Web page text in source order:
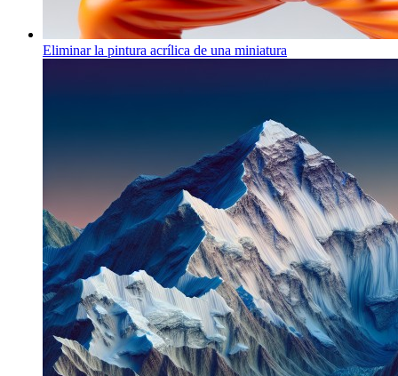
Eliminar la pintura acrílica de una miniatura